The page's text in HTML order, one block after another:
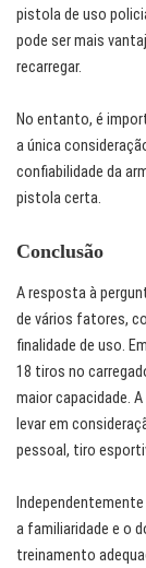
pistola de uso
pode ser mais
recarregar.
No entanto, é
a única
confiabilidade da
pistola certa.
Conclusão
A resposta à
de vários fatores,
finalidade de uso.
18 tiros no
maior capacidade.
levar em
pessoal, tiro
a familiaridade e o
treinamento